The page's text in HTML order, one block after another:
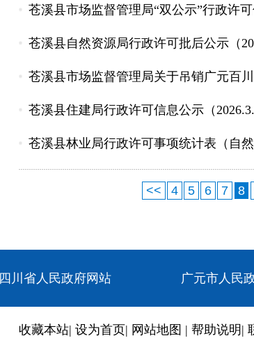
苍溪县市场监督管理局“双公示”行政许
苍溪县自然资源局行政许可批后公示（
苍溪县市场监督管理局关于吊销广元百
苍溪县住建局行政许可信息公示（
苍溪县林业局行政许可事项统计表（自
<< 4 5 6 7 8
四川省人民政府网站 广元市人民
收藏本站| 设为首页| 网站地图 | 帮助说明 |